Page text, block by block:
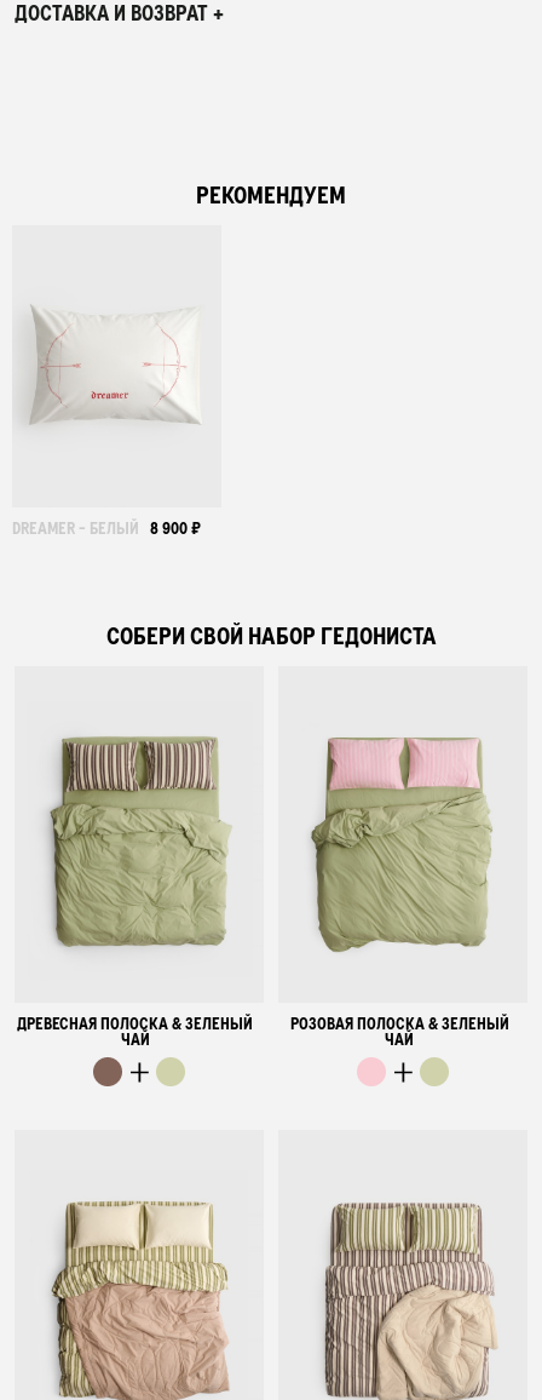
ДОСТАВКА И ВОЗВРАТ +
РЕКОМЕНДУЕМ
DREAMER - БЕЛЫЙ 8 900 ₽
СОБЕРИ СВОЙ НАБОР ГЕДОНИСТА
ДРЕВЕСНАЯ ПОЛОСКА & ЗЕЛЕНЫЙ
ЧАЙ
РОЗОВАЯ ПОЛОСКА & ЗЕЛЕНЫЙ
ЧАЙ